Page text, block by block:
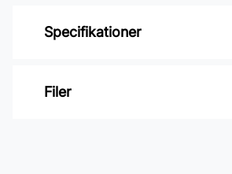
Specifikationer
Varumärke: Midbec Tapeter
Filer